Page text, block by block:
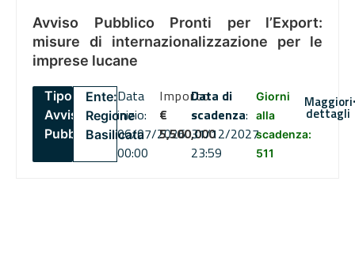
Avviso Pubblico Pronti per l’Export:
misure di internazionalizzazione per le
imprese lucane
Tipo:
Avviso
Pubblico
Ente:
Regione
Basilicata
Data
inizio:
06/07/2026
00:00
Importo
€
5,500,000
Data di
scadenza:
31/12/2027
23:59
Giorni
alla
scadenza:
511
Maggiori
dettagli